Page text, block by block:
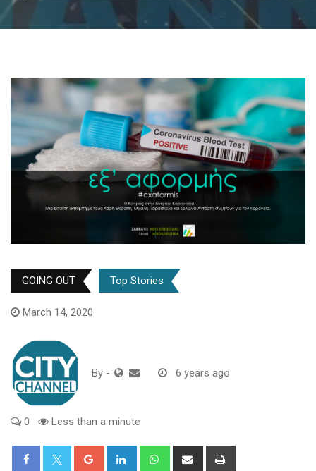
GOING OUT Top Stories
March 14, 2020
By - 6 years ago
0 Less than a minute
Google+ LinkedIn WhatsappShare